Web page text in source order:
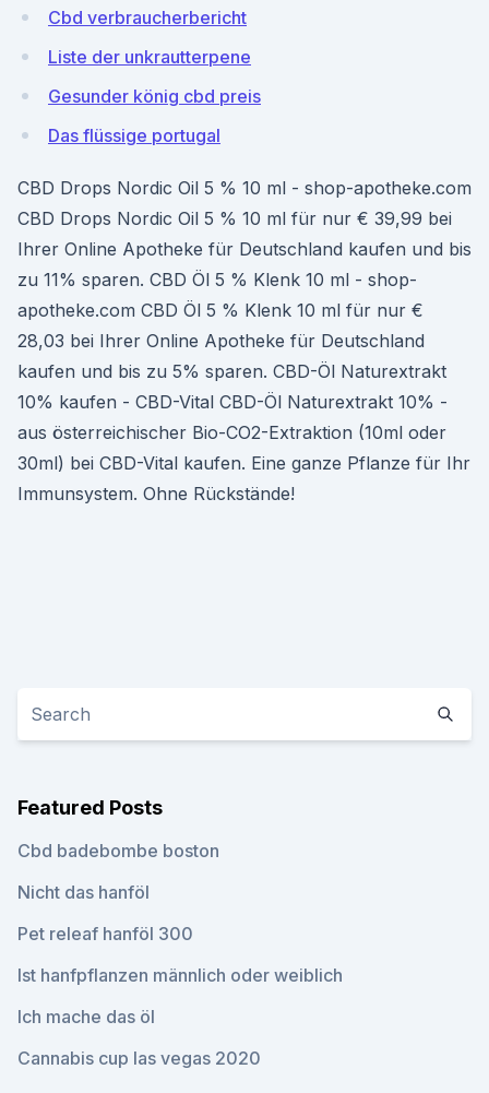
Cbd verbraucherbericht
Liste der unkrautterpene
Gesunder könig cbd preis
Das flüssige portugal
CBD Drops Nordic Oil 5 % 10 ml - shop-apotheke.com
CBD Drops Nordic Oil 5 % 10 ml für nur € 39,99 bei
Ihrer Online Apotheke für Deutschland kaufen und bis
zu 11% sparen. CBD Öl 5 % Klenk 10 ml - shop-
apotheke.com CBD Öl 5 % Klenk 10 ml für nur €
28,03 bei Ihrer Online Apotheke für Deutschland
kaufen und bis zu 5% sparen. CBD-Öl Naturextrakt
10% kaufen - CBD-Vital CBD-Öl Naturextrakt 10% -
aus österreichischer Bio-CO2-Extraktion (10ml oder
30ml) bei CBD-Vital kaufen. Eine ganze Pflanze für Ihr
Immunsystem. Ohne Rückstände!
Featured Posts
Cbd badebombe boston
Nicht das hanföl
Pet releaf hanföl 300
Ist hanfpflanzen männlich oder weiblich
Ich mache das öl
Cannabis cup las vegas 2020